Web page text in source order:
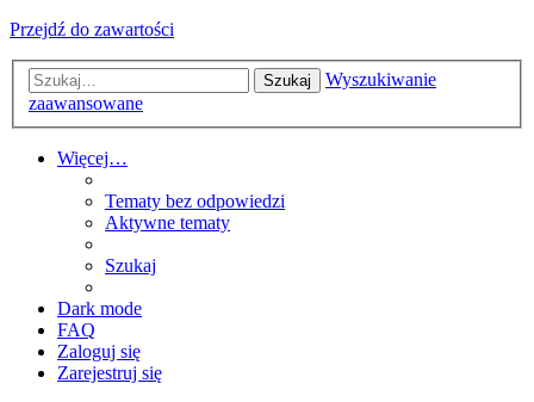
Przejdź do zawartości
Szukaj
Wyszukiwanie
zaawansowane
Więcej…
Tematy bez odpowiedzi
Aktywne tematy
Szukaj
Dark mode
FAQ
Zaloguj się
Zarejestruj się